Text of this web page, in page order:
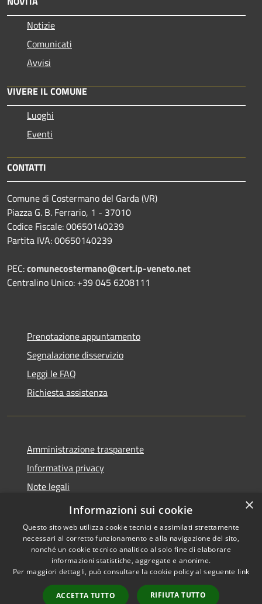
Notizie
Comunicati
Avvisi
VIVERE IL COMUNE
Luoghi
Eventi
CONTATTI
Comune di Costermano del Garda (VR)
Piazza G. B. Ferrario, 1 - 37010
Codice Fiscale: 00650140239
Partita IVA: 00650140239
PEC:comunecostermano@cert.ip-veneto.net
Centralino Unico: +39 045 6208111
Prenotazione appuntamento
Segnalazione disservizio
Leggi le FAQ
Richiesta assistenza
Amministrazione trasparente
Informativa privacy
Note legali
Dichiarazione di Accessibilità
Accessibilità
Copyright © 2026 • Comune di
Costermano sul Garda •
Powered byMunicipium
×
Informazioni sui cookie
Questo sito web utilizza cookie tecnici e assimilati strettamente
necessari al corretto funzionamento e alla navigazione del sito,
nonché un cookie tecnico analitico al solo fine di elaborare
informazioni statistiche, aggregate e anonime.
Per maggiori dettagli, può consultare la cookie policy al seguente link
ACCETTA TUTTO RIFIUTA TUTTO